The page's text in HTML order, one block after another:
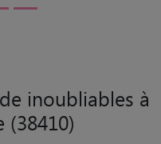
inoubliables à
les pet sitters ayant gardé